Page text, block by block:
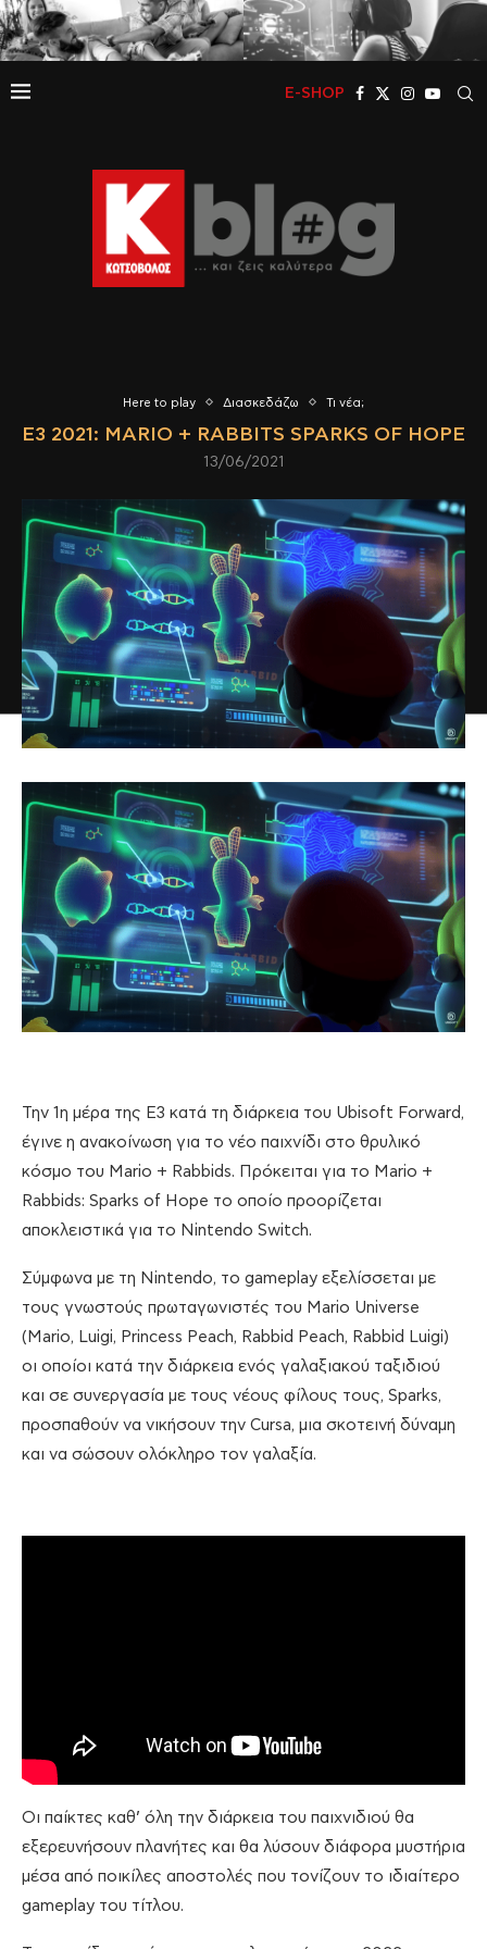
E-SHOP
Here to play Διασκεδάζω Τι νέα;
E3 2021: MARIO + RABBITS SPARKS OF HOPE
13/06/2021
Την 1η μέρα της Ε3 κατά τη διάρκεια του Ubisoft Forward,
έγινε η ανακοίνωση για το νέο παιχνίδι στο θρυλικό
κόσμο του Mario + Rabbids. Πρόκειται για το Mario +
Rabbids: Sparks of Hope το οποίο προορίζεται
αποκλειστικά για το Nintendo Switch.
Σύμφωνα με τη Nintendo, το gameplay εξελίσσεται με
τους γνωστούς πρωταγωνιστές του Mario Universe
(Mario, Luigi, Princess Peach, Rabbid Peach, Rabbid Luigi)
οι οποίοι κατά την διάρκεια ενός γαλαξιακού ταξιδιού
και σε συνεργασία με τους νέους φίλους τους, Sparks,
προσπαθούν να νικήσουν την Cursa, μια σκοτεινή δύναμη
και να σώσουν ολόκληρο τον γαλαξία.
Οι παίκτες καθ’ όλη την διάρκεια του παιχνιδιού θα
εξερευνήσουν πλανήτες και θα λύσουν διάφορα μυστήρια
μέσα από ποικίλες αποστολές που τονίζουν το ιδιαίτερο
gameplay του τίτλου.